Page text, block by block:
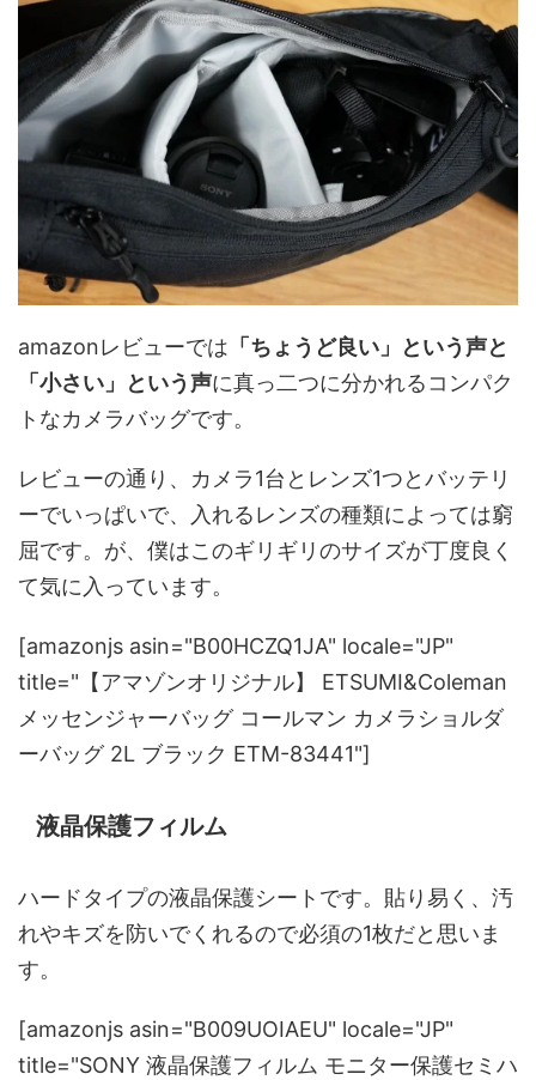
amazonレビューでは 「ちょうど良い」という声と
「小さい」という声に真っ二つに分かれるコンパク
トなカメラバッグです。
レビューの通り、カメラ1台とレンズ1つとバッテリ
ーでいっぱいで、入れるレンズの種類によっては窮
屈です。が、僕はこのギリギリのサイズが丁度良く
て気に入っています。
[amazonjs asin="B00HCZQ1JA" locale="JP"
title="【アマゾンオリジナル】 ETSUMI&Coleman
メッセンジャーバッグ コールマン カメラショルダ
ーバッグ 2L ブラック ETM-83441"]
液晶保護フィルム
ハードタイプの液晶保護シートです。貼り易く、汚
れやキズを防いでくれるので必須の1枚だと思いま
す。
[amazonjs asin="B009UOIAEU" locale="JP"
title="SONY 液晶保護フィルム モニター保護セミハ